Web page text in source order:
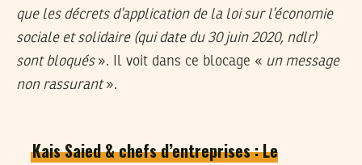
que les décrets d’application de la loi sur l’économie
sociale et solidaire (qui date du 30 juin 2020, ndlr)
sont bloqués». Il voit dans ce blocage « un message
non rassurant».
Kais Saied & chefs d’entreprises : Le